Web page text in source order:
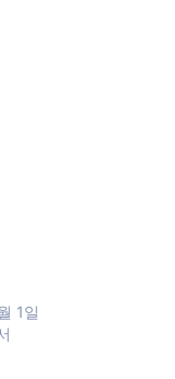
1일